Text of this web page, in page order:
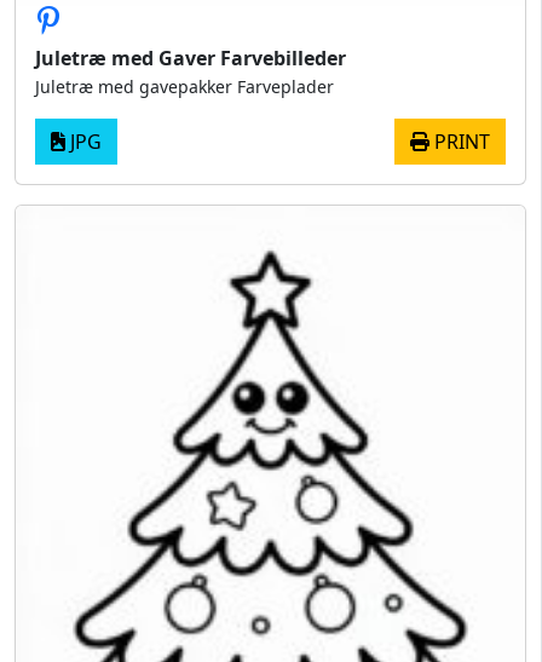
Juletræ med Gaver Farvebilleder
Juletræ med gavepakker Farveplader
JPG PRINT